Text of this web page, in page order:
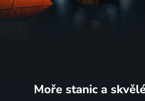
Moře stanic a